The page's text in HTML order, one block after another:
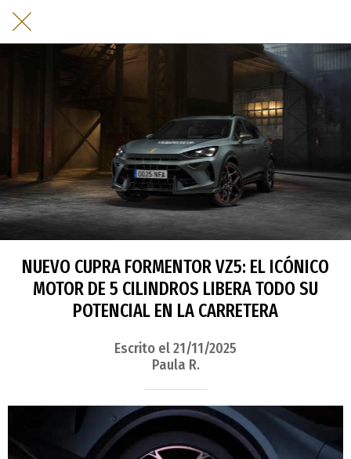
NUEVO CUPRA FORMENTOR VZ5: EL ICÓNICO
MOTOR DE 5 CILINDROS LIBERA TODO SU
POTENCIAL EN LA CARRETERA
Escrito el 21/11/2025
Paula R.